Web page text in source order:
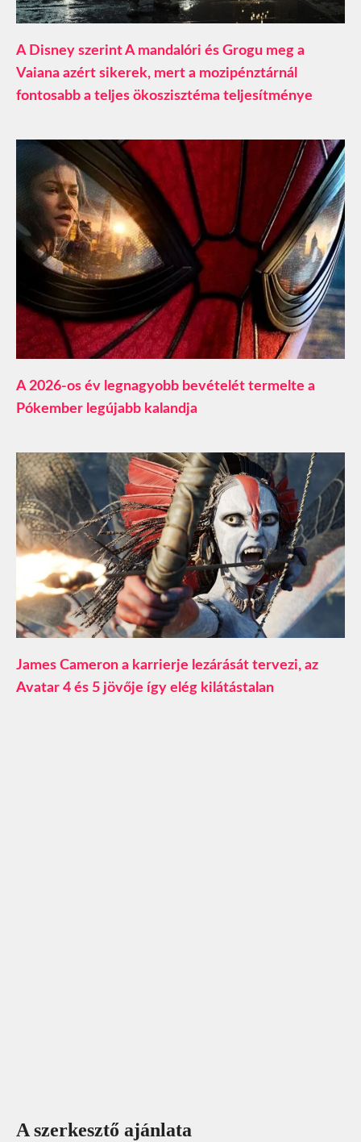
A Disney szerint A mandalóri és Grogu meg a
Vaiana azért sikerek, mert a mozipénztárnál
fontosabb a teljes ökoszisztéma teljesítménye
A 2026-os év legnagyobb bevételét termelte a
Pókember legújabb kalandja
James Cameron a karrierje lezárását tervezi, az
Avatar 4 és 5 jövője így elég kilátástalan
A szerkesztő ajánlata